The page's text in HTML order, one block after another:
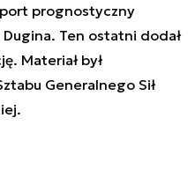
prognostyczny
Ten ostatni dodał
Materiał był
Generalnego Sił